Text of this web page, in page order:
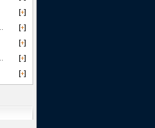
[+]
[+]
[+]
[+]
[+]